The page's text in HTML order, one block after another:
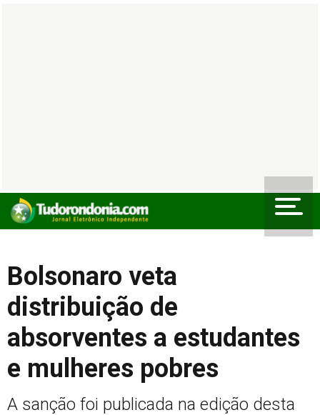
Bolsonaro veta
distribuição de
absorventes a estudantes
e mulheres pobres
A sanção foi publicada na edição desta